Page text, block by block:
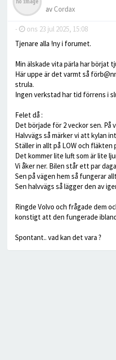
avCordax
- ons 23 jul 2025, 15:08
Tjenare alla !ny i forumet.
Min älskade vita pärla har börjat
Här uppe är det varmt så
strula.
Ingen verkstad har tid förrens i
Felet då :
Det började för 2 veckor sen. På
Halvvägs så märker vi att kylan
Ställer in allt på LOW och fläkten
Det kommer lite luft som är lite
Vi åker ner. Bilen står ett par
Sen på vägen hem så fungerar
Sen halvvägs så lägger den av
Ringde Volvo och frågade dem
konstigt att den fungerade
Spontant.. vad kan det vara ?